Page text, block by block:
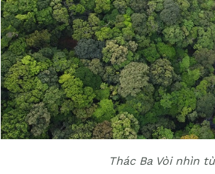
Thác Ba Vòi nhìn